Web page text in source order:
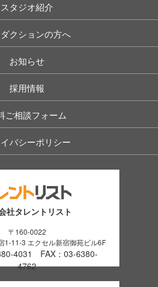
社タレントリスト
〒160-0022
1-11-3 エクセル新宿御苑ビル6F
4031 FAX：03-6380-
4762
スタジオ紹介
クションの方へ
お知らせ
採用情報
ご相談フォーム
バシーポリシー